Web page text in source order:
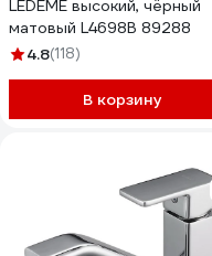
LEDEME высокий, чёрный
матовый L4698B 89288
4.8(118)
В корзину